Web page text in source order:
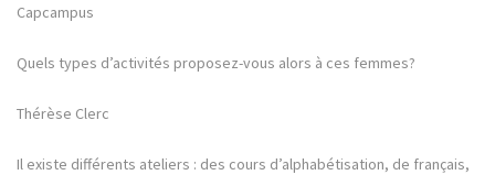
Capcampus
Quels types d’activités proposez-vous alors à ces femmes?
Thérèse Clerc
Il existe différents ateliers : des cours d’alphabétisation, de français,